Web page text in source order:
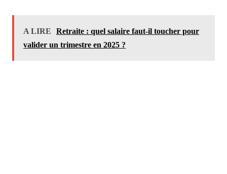
A LIRE
Retraite : quel salaire faut-il toucher pour
valider un trimestre en 2025 ?